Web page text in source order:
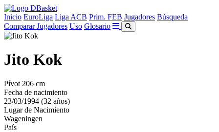
Inicio EuroLiga Liga ACB Prim. FEB Jugadores Búsqueda
Comparar Jugadores Uso Glosario
Jito Kok
Pívot 206 cm
Fecha de nacimiento
23/03/1994 (32 años)
Lugar de Nacimiento
Wageningen
País